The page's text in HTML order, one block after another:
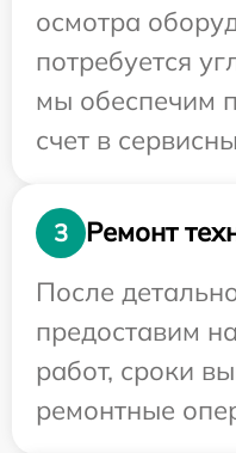
осмотра
потребуется
мы обеспечим
счет в
3
Ремонт
После
предоставим
работ, сроки
ремонтные